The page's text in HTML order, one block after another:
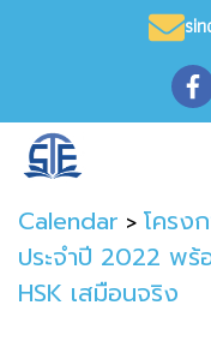
Calendar > โครง
ประจำปี 2022 พร้
HSK เสมือนจริง